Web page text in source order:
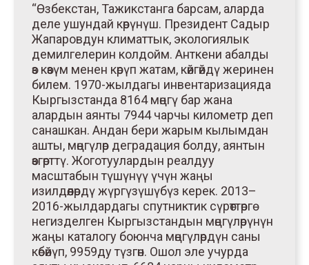
“Өзбекстан, Тажикстанга барсам, аларда
деле ушундай көрүнүш. Президент Садыр
Жапаровдун климаттык, экологиялык
демилгелерин колдойм. Анткени абалды
өз көзүм менен көрүп жатам, көйгөйдү жеринен
билем. 1970-жылдагы инвентаризацияда
Кыргызстанда 8164 мөңгү бар жана
алардын аянты 7944 чарчы километр деп
санашкан. Андан бери жарым кылымдан
ашты, мөңгүлөр деградация болду, аянтын
өзгөрттү. Жоготуулардын реалдуу
масштабын түшүнүү үчүн жаңы
изилдөөлөрдү жүргүзүшүбүз керек. 2013–
2016-жылдардагы спутниктик сүрөттөргө
негизделген Кыргызстандын мөңгүлөрүнүн
жаңы каталогу боюнча мөңгүлөрдүн саны
көбөйүп, 9959ду түзгөн. Ошол эле учурда